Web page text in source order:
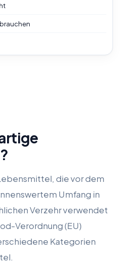
die vor dem
Umfang in
Verzehr verwendet
Verordnung (EU)
Kategorien